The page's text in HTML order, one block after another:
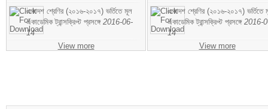
একাদশ শ্রেণির (২০১৬-২০১৭) ভর্তিতে মূল
একাডেমিক ট্রান্সক্রিপ্ট প্রসঙ্গে 2016-06-
14
View more
একাদশ শ্রেণির (২০১৬-২০১৭) ভর্তিতে
একাডেমিক ট্রান্সক্রিপ্ট প্রসঙ্গে 2016-
14
View more